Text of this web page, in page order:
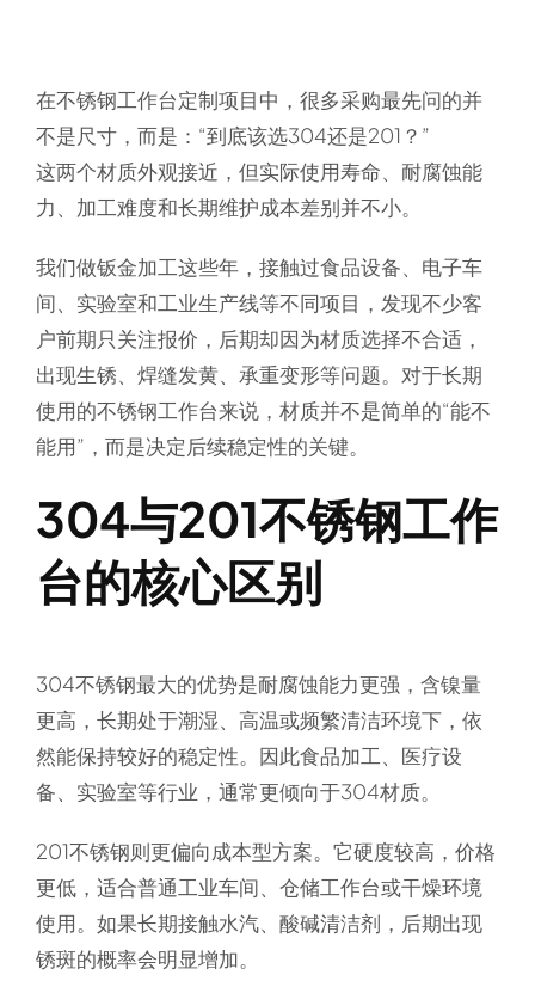
在不锈钢工作台定制项目中，很多采购最先问的并
不是尺寸，而是：“到底该选304还是201？”
这两个材质外观接近，但实际使用寿命、耐腐蚀能
力、加工难度和长期维护成本差别并不小。
我们做钣金加工这些年，接触过食品设备、电子车
间、实验室和工业生产线等不同项目，发现不少客
户前期只关注报价，后期却因为材质选择不合适，
出现生锈、焊缝发黄、承重变形等问题。对于长期
使用的不锈钢工作台来说，材质并不是简单的“能不
能用”，而是决定后续稳定性的关键。
304与201不锈钢工作
台的核心区别
304不锈钢最大的优势是耐腐蚀能力更强，含镍量
更高，长期处于潮湿、高温或频繁清洁环境下，依
然能保持较好的稳定性。因此食品加工、医疗设
备、实验室等行业，通常更倾向于304材质。
201不锈钢则更偏向成本型方案。它硬度较高，价格
更低，适合普通工业车间、仓储工作台或干燥环境
使用。如果长期接触水汽、酸碱清洁剂，后期出现
锈斑的概率会明显增加。